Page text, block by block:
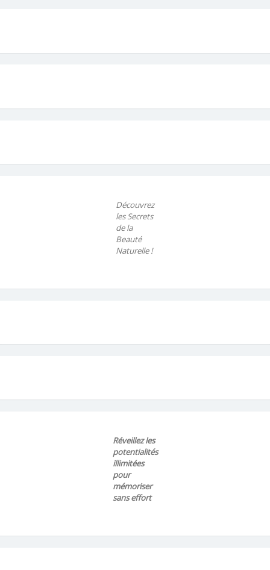
Découvrez
les Secrets
de la
Beauté
Naturelle !
Réveillez les
potentialités
illimitées
pour
mémoriser
sans effort